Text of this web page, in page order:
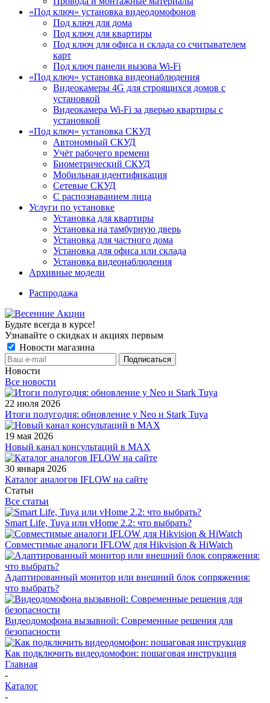
«Под ключ» установка видеодомофонов
Под ключ для дома
Под ключ для квартиры
Под ключ для офиса и склада со считывателем
карт
Под ключ панели вызова Wi-Fi
«Под ключ» установка видеонаблюдения
Видеокамеры 4G для строящихся домов с
установкой
Видеокамера Wi-Fi за дверью квартиры с
установкой
«Под ключ» установка СКУД
Автономный СКУД
Учёт рабочего времени
Биометрический СКУД
Мобильная идентификация
Сетевые СКУД
С распознаванием лица
Услуги по установке
Установка для квартиры
Установка на тамбурную дверь
Установка для частного дома
Установка для офиса или склада
Установка видеонаблюдения
Архивные модели
Распродажа
Будьте всегда в курсе!
Узнавайте о скидках и акциях первым
Новости магазина
Новости
Все новости
22 июля 2026
Итоги полугодия: обновление у Neo и Stark Tuya
19 мая 2026
Новый канал консультаций в MAX
30 января 2026
Каталог аналогов IFLOW на сайте
Статьи
Все статьи
Smart Life, Tuya или vHome 2.2: что выбрать?
Совместимые аналоги IFLOW для Hikvision & HiWatch
Адаптированный монитор или внешний блок сопряжения:
что выбрать?
Видеодомофона вызывной: Современные решения для
безопасности
Как подключить видеодомофон: пошаговая инструкция
Главная
-
Каталог
-